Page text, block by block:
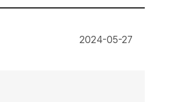
2024-05-27